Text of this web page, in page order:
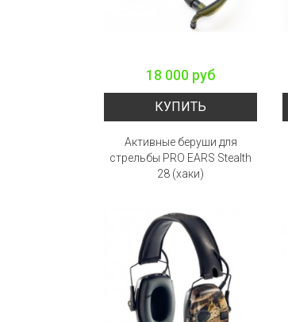
18 000 руб
КУПИТЬ
Активные беруши для
стрельбы PRO EARS Stealth
28 (хаки)